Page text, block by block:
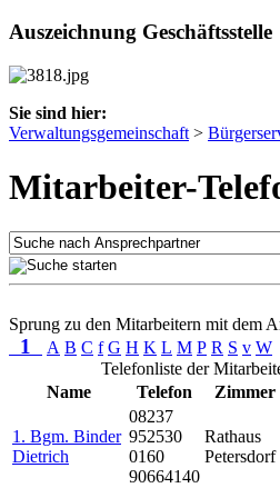
Auszeichnung Geschäftsstelle
Sie sind hier:
Verwaltungsgemeinschaft >
Mitarbeiter-
Sprung zu den Mitarbeitern mit dem
1 A B C f G H K L M P R S v W
Telefonliste der
Name
Telefon Zimmer
1. Bgm. Binder
Dietrich
08237
952530
0160
90664140
Rathaus
Petersdorf